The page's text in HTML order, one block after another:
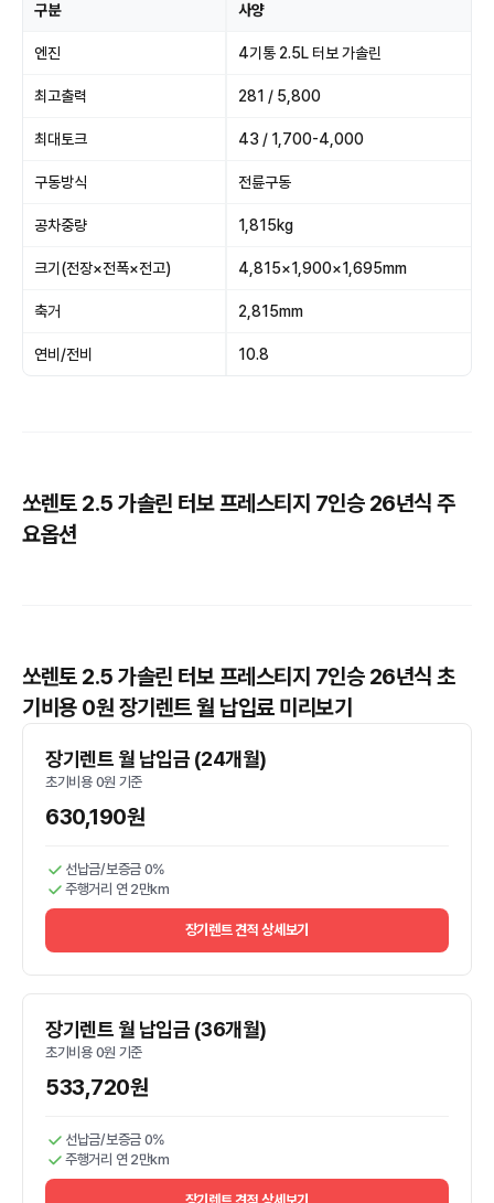
구분 사양
엔진 4기통 2.5L 터보 가솔린
최고출력 281 / 5,800
최대토크 43 / 1,700-4,000
구동방식 전륜구동
공차중량 1,815kg
크기(전장×전폭×전고) 4,815×1,900×1,695mm
축거 2,815mm
연비/전비 10.8
쏘렌토 2.5 가솔린 터보 프레스티지 7인승 26년식 주
요옵션
쏘렌토 2.5 가솔린 터보 프레스티지 7인승 26년식 초
기비용 0원 장기렌트 월 납입료 미리보기
장기렌트 월 납입금 (24개월)
초기비용 0원 기준
630,190원
선납금/보증금 0%
주행거리 연 2만km
장기렌트 견적 상세보기
장기렌트 월 납입금 (36개월)
초기비용 0원 기준
533,720원
선납금/보증금 0%
주행거리 연 2만km